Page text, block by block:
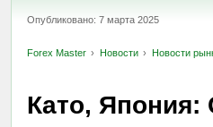
Опубликовано: 7 марта 2025
Forex Master Новости Новости
Като, Япония: